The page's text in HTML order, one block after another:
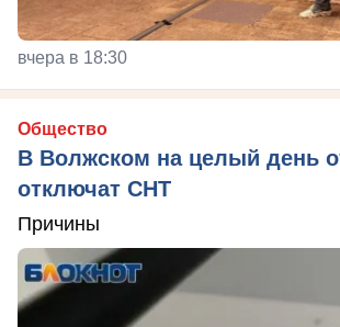
вчера в 18:30
Общество
В Волжском на целый день
отключат СНТ
Причины